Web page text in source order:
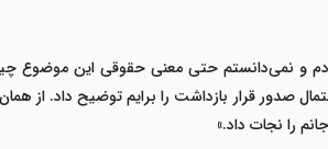
و نمی‌دانستم حتی معنی حقوقی این موضوع
صدور قرار بازداشت را برایم توضیح داد. از
را نجات داد.»